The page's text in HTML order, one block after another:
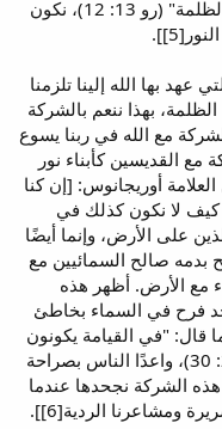
المقدسة، فإننا إن تممنا "أعمال الظلمة" (رو 13: 12)، نكون
عهد بها الله إلينا تلزمنا
بهذا ننعم بالشركة
مع الله في ربنا يسوع
القديسين كأبناء نور
أوريجانوس: [إن كنا
كيف لا نكون كذلك في
على الأرض، وإنما أيضًا
بدمه صالح السمائيين مع
السماء مع الأرض. أظهر هذه
فرح في السماء بخاطئ
وأيضًا عندما قال: "في القيامة يكونون
كملائكة الله في السماء" (مت 22: 30)، واعدًا الناس بصراحة
السموات (مت 13: 11). هذه الشركة نجحدها عندما
ومشاعرنا الردية[6]].